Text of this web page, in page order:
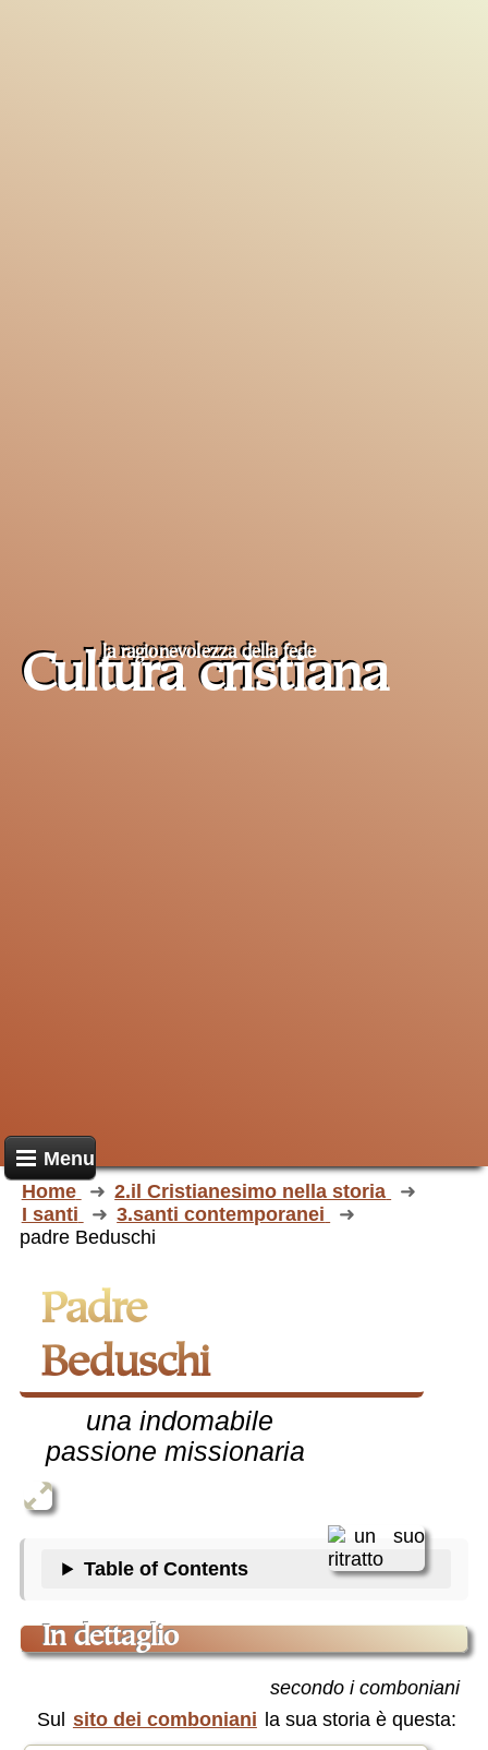
Cultura cristiana
la ragionevolezza della fede
Menu
Home
2.il Cristianesimo nella storia
I santi
3.santi contemporanei
padre Beduschi
padre
Beduschi
una indomabile
passione missionaria
Table of Contents
in dettaglio
secondo i comboniani
Sul sito dei comboniani la sua storia è questa: